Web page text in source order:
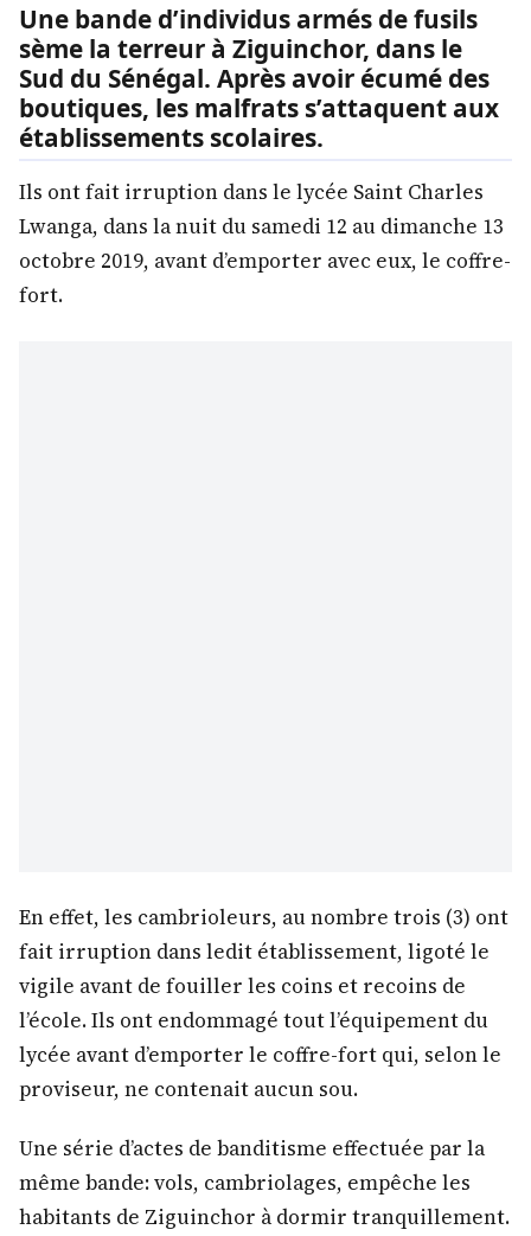
Une bande d’individus armés de fusils
sème la terreur à Ziguinchor, dans le
Sud du Sénégal. Après avoir écumé des
boutiques, les malfrats s’attaquent aux
établissements scolaires.
Ils ont fait irruption dans le lycée Saint Charles
Lwanga, dans la nuit du samedi 12 au dimanche 13
octobre 2019, avant d’emporter avec eux, le coffre-
fort.
En effet, les cambrioleurs, au nombre trois (3) ont
fait irruption dans ledit établissement, ligoté le
vigile avant de fouiller les coins et recoins de
l’école. Ils ont endommagé tout l’équipement du
lycée avant d’emporter le coffre-fort qui, selon le
proviseur, ne contenait aucun sou.
Une série d’actes de banditisme effectuée par la
même bande: vols, cambriolages, empêche les
habitants de Ziguinchor à dormir tranquillement.